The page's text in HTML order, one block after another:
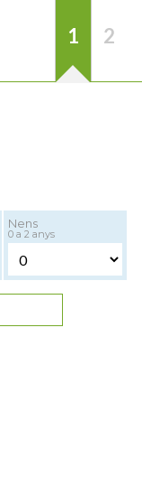
1 2
Nens
0 a 2 anys